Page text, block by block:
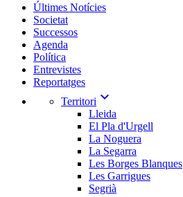
Últimes Notícies
Societat
Successos
Agenda
Política
Entrevistes
Reportatges
Territori expand_more
Lleida
El Pla d'Urgell
La Noguera
La Segarra
Les Borges Blanques
Les Garrigues
Segrià